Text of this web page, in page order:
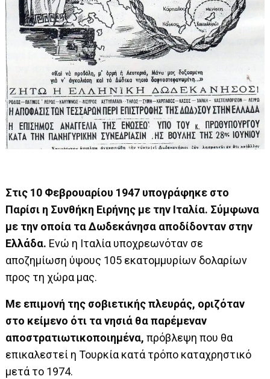
Στις 10 Φεβρουαρίου 1947 υπογράφηκε στο
Παρίσι η Συνθήκη Ειρήνης με την Ιταλία. Σύμφωνα
με την οποία τα Δωδεκάνησα αποδίδονταν στην
Ελλάδα. Ενώ η Ιταλία υποχρεωνόταν σε
αποζημίωση ύψους 105 εκατομμυρίων δολαρίων
προς τη χώρα μας.
Με επιμονή της σοβιετικής πλευράς, οριζόταν
στο κείμενο ότι τα νησιά θα παρέμεναν
αποστρατιωτικοποιημένα, πρόβλεψη που θα
επικαλεστεί η Τουρκία κατά τρόπο καταχρηστικό
μετά το 1974.